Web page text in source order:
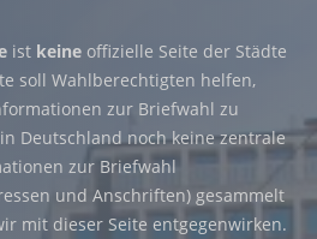
ist keine offizielle Seite der Städte
soll Wahlberechtigten helfen,
zur Briefwahl zu
Deutschland noch keine zentrale
zur Briefwahl
und Anschriften) gesammelt
mit dieser Seite entgegenwirken.